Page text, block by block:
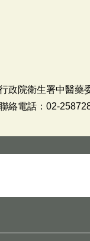
政院衛生署中醫藥
絡電話：02-